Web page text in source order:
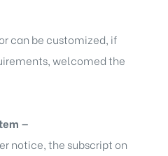
can be customized, if
welcomed the
—
notice, the subscript on